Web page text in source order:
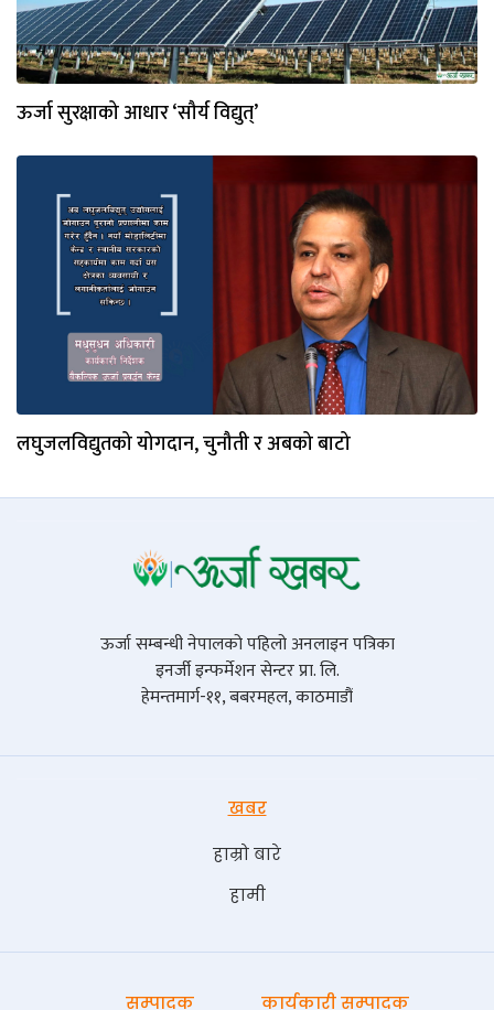
ऊर्जा सुरक्षाको आधार ‘सौर्य विद्युत्’
लघुजलविद्युतको योगदान, चुनौती र अबको बाटो
ऊर्जा सम्बन्धी नेपालको पहिलो अनलाइन पत्रिका
इनर्जी इन्फर्मेशन सेन्टर प्रा. लि.
हेमन्तमार्ग-११, बबरमहल, काठमाडौं
खबर
हाम्रो बारे
हामी
सम्पादक कार्यकारी सम्पादक